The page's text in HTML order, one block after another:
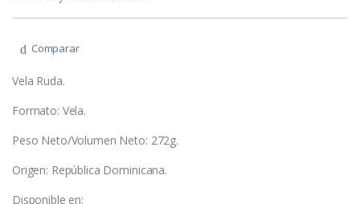
Comparar
Vela Ruda.
Formato: Vela.
Peso Neto/Volumen Neto: 272g.
Origen: República Dominicana.
Disponible en: